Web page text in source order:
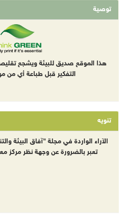
توصية
هذا الموقع صديق للبيئة ويشجع تقليص
التفكير قبل طباعة أي من
تنويه
الآراء الواردة في مجلة "آفاق البيئة
تعبر بالضرورة عن وجهة نظر مركز